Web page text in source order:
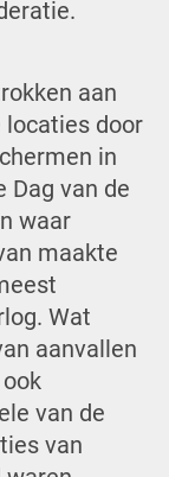
aan
door
in
Dag van de
waar
maakte
Wat
aanvallen
van de
van